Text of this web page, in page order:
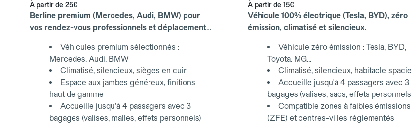
À partir de 25€
Berline premium (Mercedes, Audi, BMW) pour
vos rendez-vous professionnels et déplacements
Véhicules premium sélectionnés :
Mercedes, Audi, BMW
Climatisé, silencieux, sièges en cuir
Espace aux jambes généreux, finitions
haut de gamme
Accueille jusqu'à 4 passagers avec 3
bagages (valises, malles, effets personnels)
À partir de 15€
Véhicule 100% électrique (Tesla, BYD), zéro
émission, climatisé et silencieux.
Véhicule zéro émission : Tesla, BYD,
Toyota, MG...
Climatisé, silencieux, habitacle
Accueille jusqu'à 4 passagers avec 3
bagages (valises, sacs, effets
Compatible zones à faibles émissions
(ZFE) et centres-villes réglementés